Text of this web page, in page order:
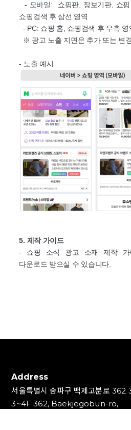
- 모바일: 쇼핑판, 장보기판, 쇼
쇼핑검색 후 삼선 영역
- PC: 쇼핑 홈, 쇼핑검색 후 우측 영
※ 광고 노출 지면은 추가 또는 변
- 노출 예시
5. 제작 가이드
- 쇼핑 소식 광고 소재 제작 가
다운로드 받으실 수 있습니다.
Address
서울특별시 송파구 백제고분로 362
3~4F 362, Baekjegobun-ro,